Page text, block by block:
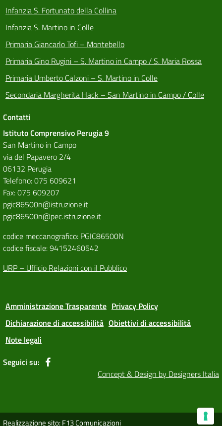
Infanzia S. Fortunato della Collina
Infanzia S. Martino in Colle
Primaria Giancarlo Tofi – Montebello
Primaria Gino Rugini – S. Martino in Campo / S. Maria Rossa
Primaria Umberto Calzoni – S. Martino in Colle
Secondaria Margherita Hack – San Martino in Campo / Colle
Contatti
Istituto Comprensivo Perugia 9
San Martino in Campo
via del Papavero 2/4
06132 Perugia
Telefono: 075 609621
Fax: 075 609207
pgic86500n@istruzione.it
pgic86500n@pec.istruzione.it
codice meccanografico: PGIC86500N
codice fiscale: 94152460542
URP – Ufficio Relazioni con il Pubblico
Amministrazione Trasparente Privacy Policy
Dichiarazione di accessibilità Obiettivi di accessibilità
Note legali
Seguici su:
Concept & Design by Designers Italia
Realizzazione sito: F13 Comunicazioni Le